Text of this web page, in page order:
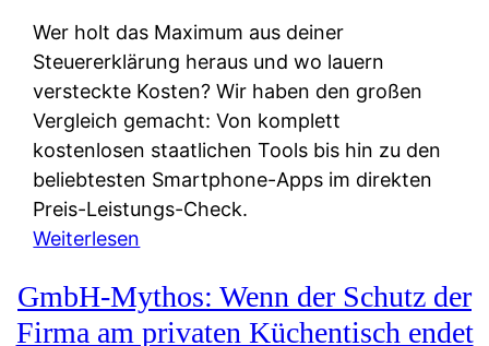
u
n
f
t
e
i
e
W
e
t
e
m
M
I
R
:
W
e
u
Wer holt das Maximum aus deiner
Steuererklärung heraus und wo lauern
versteckte Kosten? Wir haben den großen
Vergleich gemacht: Von komplett
kostenlosen staatlichen Tools bis hin zu den
beliebtesten Smartphone-Apps im direkten
Preis-Leistungs-Check.
Weiterlesen
t
e
GmbH-Mythos: Wenn der Schutz der
Firma am privaten Küchentisch endet